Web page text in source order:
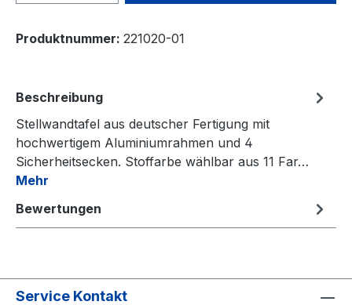
Produktnummer: 221020-01
Beschreibung
Stellwandtafel aus deutscher Fertigung mit
hochwertigem Aluminiumrahmen und 4
Sicherheitsecken. Stoffarbe wählbar aus 11 Far…
Mehr
Bewertungen
Service Kontakt